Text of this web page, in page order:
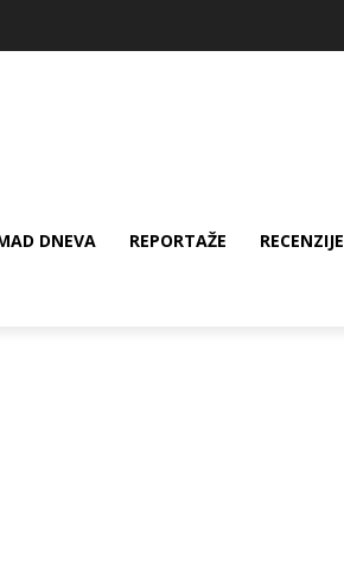
DNEVA REPORTAŽE RECENZIJE